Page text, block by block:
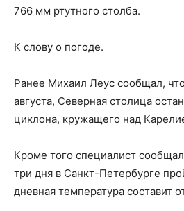
766 мм ртутного столба.
К слову о погоде.
Ранее Михаил Леус сообщал,
августа, Северная столица
циклона, кружащего над
Кроме того специалист
три дня в Санкт-Петербурге
дневная температура составит